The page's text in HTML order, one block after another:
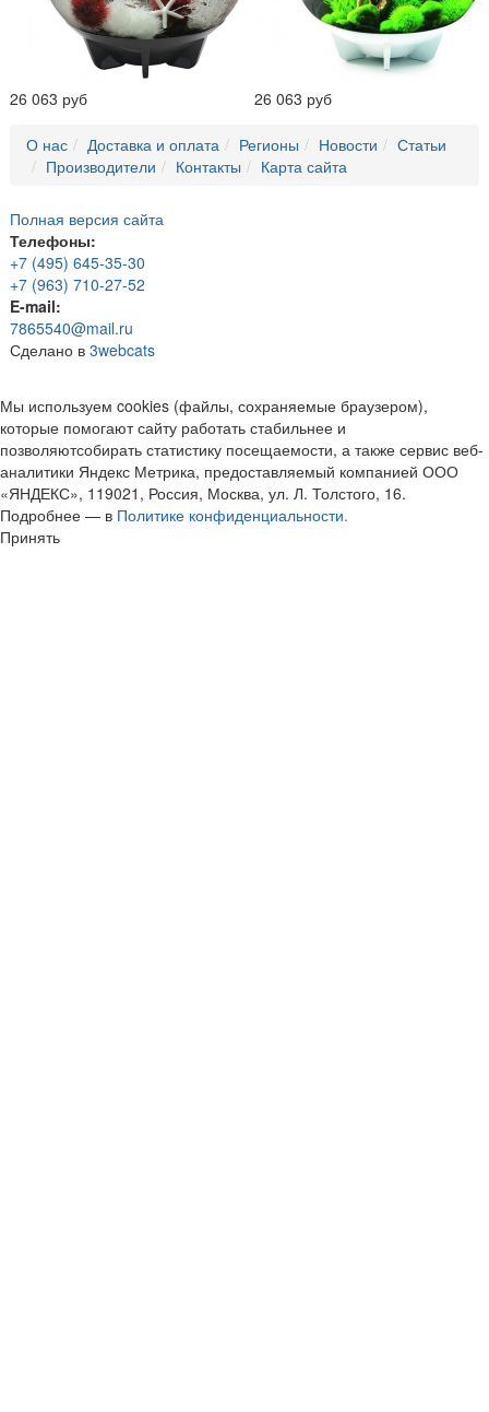
26 063 руб 26 063 руб
О нас Доставка и оплата Регионы Новости
Статьи
Производители
Контакты Карта сайта
Полная версия сайта
Телефоны:
+7 (495) 645-35-30
+7 (963) 710-27-52
E-mail:
7865540@mail.ru
Сделано в 3webcats
Мы используем cookies (файлы, сохраняемые браузером),
которые помогают сайту работать стабильнее и
позволяютсобирать статистику посещаемости, а также сервис веб-
аналитики Яндекс Метрика, предоставляемый компанией ООО
«ЯНДЕКС», 119021, Россия, Москва, ул. Л. Толстого, 16.
Подробнее — в Политике конфиденциальности.
Принять